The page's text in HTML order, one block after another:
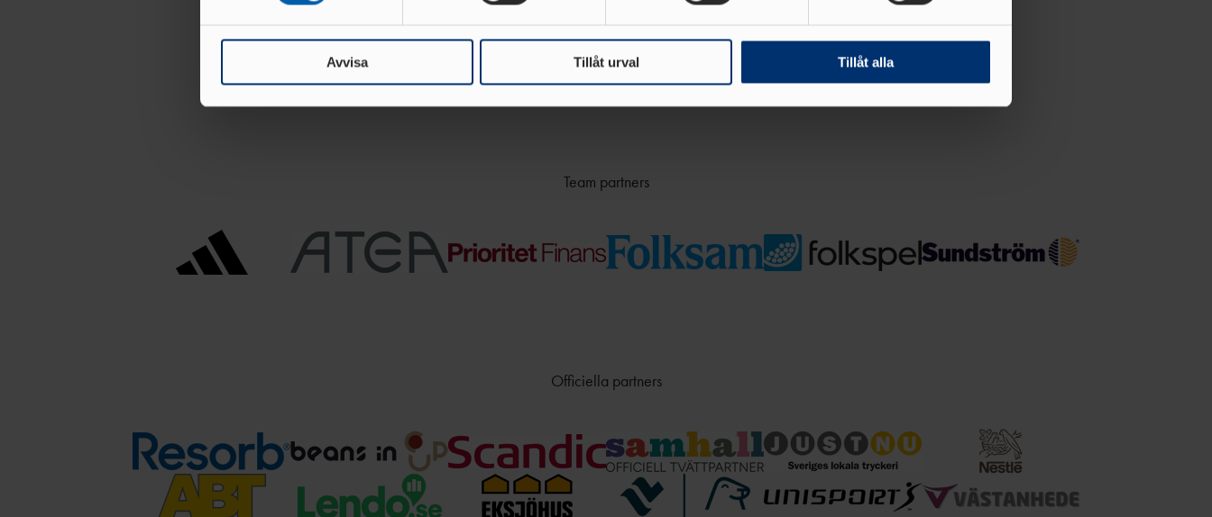
sociala medier och analysera vår trafik. Vi vidarebefordrar även sådana identifierare och annan information från din enhet
till de sociala medier och annons- och analysföretag som vi samarbetar med. Dessa kan i sin tur kombinera informationen
med annan information som du har tillhandahållit eller som de har samlat in när du har använt deras tjänster.
Avvisa Tillåt urval Tillåt alla
Team partners
Officiella partners